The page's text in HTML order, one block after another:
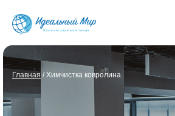
Глав ная / Химчистка ковролина